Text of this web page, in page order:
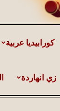
كورابيديا عربية
زي انهاردة